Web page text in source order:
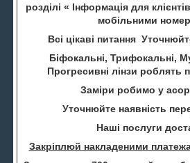
розділі « Інформація для
мобільними
Всі цікаві питання
Біфокальні, Трифокальні,
Прогресивні лінзи роблять
Заміри робимо у
Уточнюйте наявність
Наші послуги
Закріплюй накладеними